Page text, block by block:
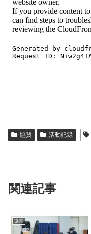
協賛 活動記録
関連記事
協賛